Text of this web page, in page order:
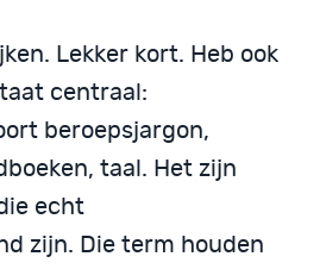
Lekker kort. Heb ook
centraal:
beroepsjargon,
taal. Het zijn
echt
zijn. Die term houden